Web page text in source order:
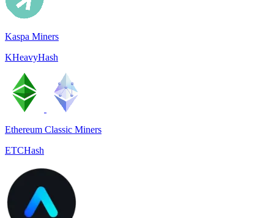
Kaspa Miners
KHeavyHash
Ethereum Classic Miners
ETCHash